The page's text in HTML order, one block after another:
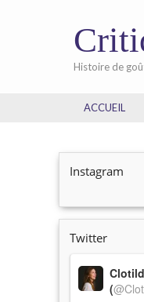
Histoire de
ACCUEIL
Instagram
Twitter
(